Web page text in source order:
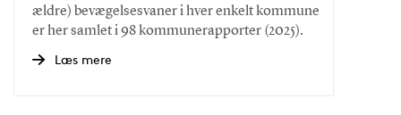
ældre) bevægelsesvaner i hver enkelt kommune
er her samlet i 98 kommunerapporter (2025).
Læs mere